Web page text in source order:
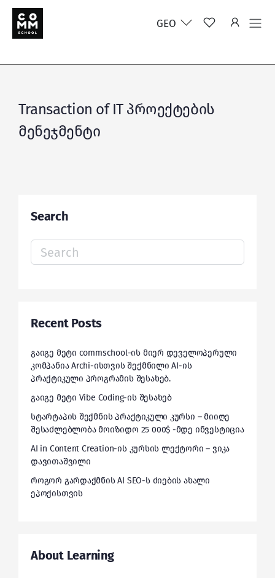
GEO
Transaction of IT პროექტების
მენეჯმენტი
Search
Search
for:
Recent Posts
გაიგე მეტი commschool-ის მიერ დეველოპერული
კომპანია Archi-ისთვის შექმნილი AI-ის
პრაქტიკული პროგრამის შესახებ.
გაიგე მეტი Vibe Coding-ის შესახებ
სტარტაპის შექმნის პრაქტიკული კურსი – მიიღე
შესაძლებლობა მოიზიდო 25 000$ -მდე ინვესტიცია
AI in Content Creation-ის კურსის ლექტორი – ვიკა
დავითაშვილი
როგორ გარდაქმნის AI SEO-ს ძიების ახალი
ეპოქისთვის
About Learning